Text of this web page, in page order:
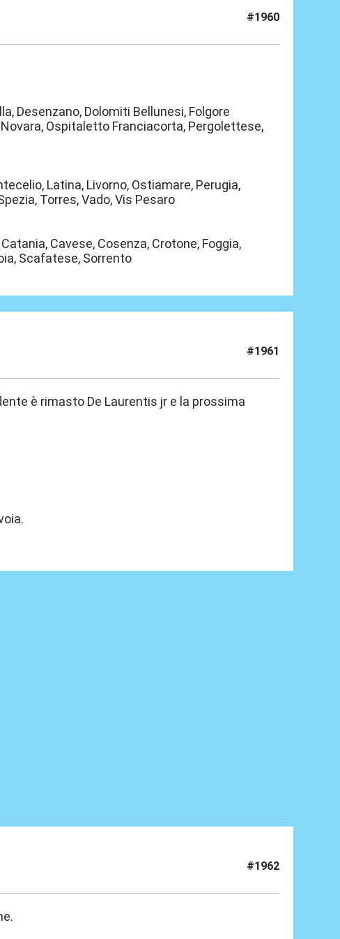
#1960
Desenzano, Dolomiti Bellunesi, Folgore
Ospitaletto Franciacorta, Pergolettese,
Latina, Livorno, Ostiamare, Perugia,
Torres, Vado, Vis Pesaro
Cavese, Cosenza, Crotone, Foggia,
Scafatese, Sorrento
#1961
è rimasto De Laurentis jr e la prossima
#1962